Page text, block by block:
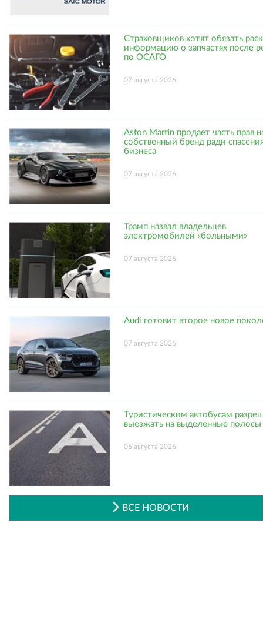
Страховщиков хотят обязать
информацию о запчастях после
по ОСАГО
07 августа 2026
Aston Martin продает часть прав
собственный бренд ради
бизнеса
07 августа 2026
Трамп назвал владельцев
электромобилей «больными»
07 августа 2026
Audi готовит второе новое
07 августа 2026
Туристическим автобусам
выезжать на выделенные полосы
06 августа 2026
ВСЕ НОВОСТИ